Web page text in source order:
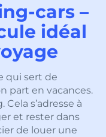
cars –
idéal
qui sert de
part en vacances.
s’adresse à
et rester dans
de louer une